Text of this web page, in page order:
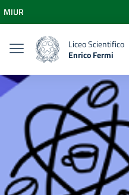
Vai al menu di navigazione
Vai al footer
MIUR
Liceo Scientifico
Enrico Fermi